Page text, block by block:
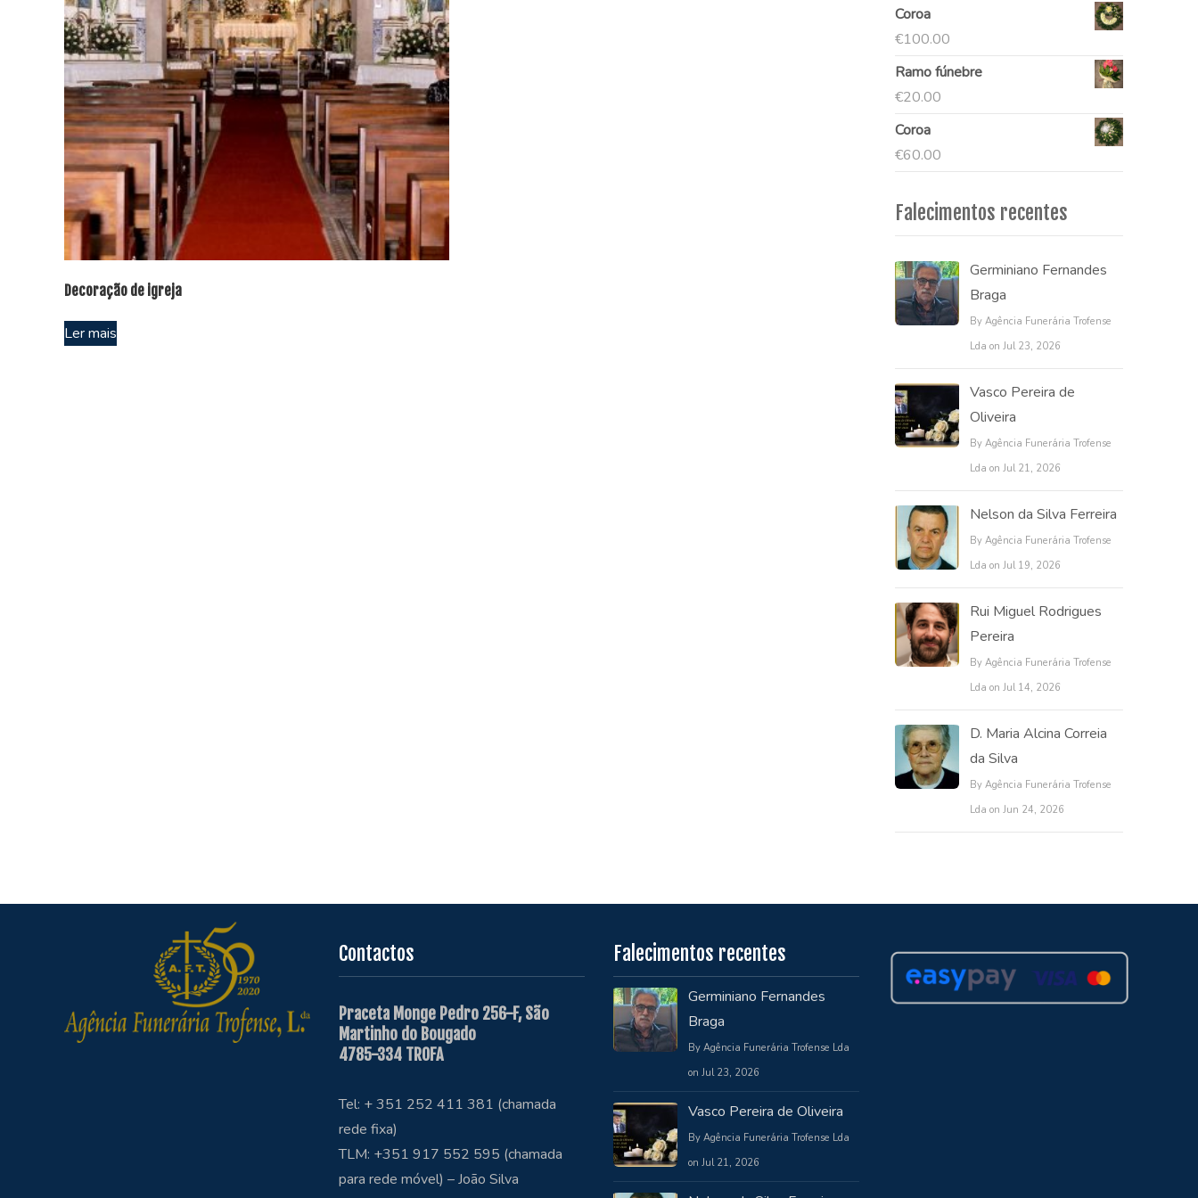
Decoração de igreja
Ler mais
Coroa
€100.00
Ramo fúnebre
€20.00
Coroa
€60.00
Falecimentos recentes
Germiniano Fernandes
Braga
By Agência Funerária Trofense
Lda on Jul 23, 2026
Vasco Pereira de
Oliveira
By Agência Funerária Trofense
Lda on Jul 21, 2026
Nelson da Silva Ferreira
By Agência Funerária Trofense
Lda on Jul 19, 2026
Rui Miguel Rodrigues
Pereira
By Agência Funerária Trofense
Lda on Jul 14, 2026
D. Maria Alcina Correia
da Silva
By Agência Funerária Trofense
Lda on Jun 24, 2026
Contactos
Praceta Monge Pedro 256-F, São
Martinho do Bougado
4785-334 TROFA
Tel: + 351 252 411 381 (chamada
rede fixa)
TLM: +351 917 552 595 (chamada
para rede móvel) – João Silva
Falecimentos recentes
Germiniano Fernandes
Braga
By Agência Funerária Trofense Lda
on Jul 23, 2026
Vasco Pereira de Oliveira
By Agência Funerária Trofense Lda
on Jul 21, 2026